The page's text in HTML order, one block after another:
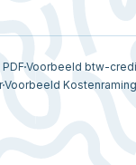
Voorbeeld btw-
Voorbeeld Kostenraming